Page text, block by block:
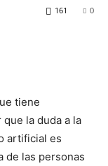
0
161
tiene
la duda a la
artificial es
de las personas